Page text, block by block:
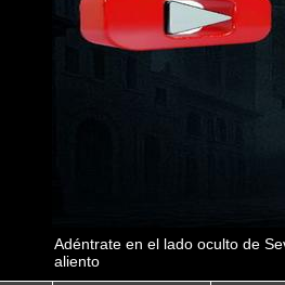
Adéntrate en el lado oculto de
aliento